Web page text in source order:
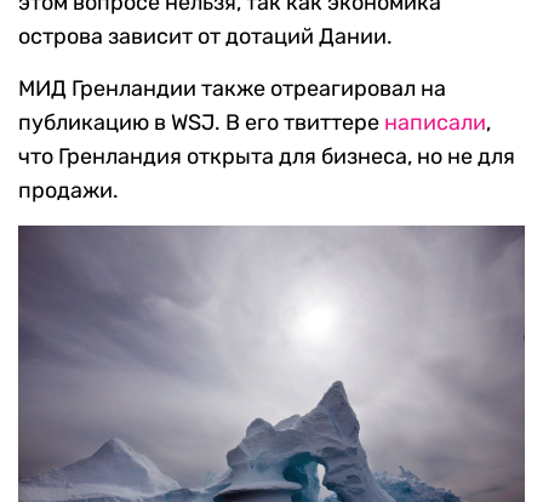
острова зависит от дотаций Дании.
МИД Гренландии также отреагировал на
публикацию в WSJ. В его твиттере написали,
что Гренландия открыта для бизнеса, но не для
продажи.